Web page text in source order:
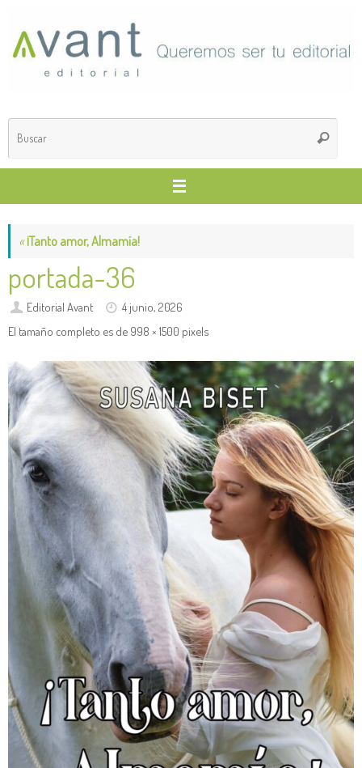
contenido
Buscar
«¡Tanto amor, Almamía!
portada-36
Editorial Avant
4 junio, 2026
El tamaño completo es de 998 × 1500 pixels